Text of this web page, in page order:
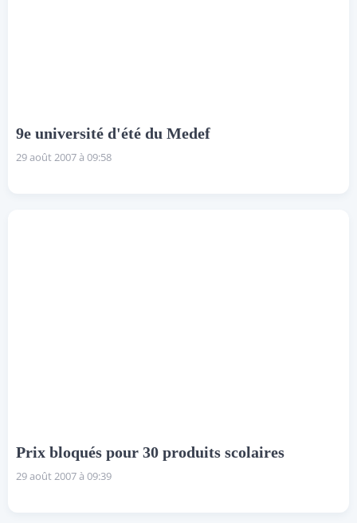
9e université d'été du Medef
29 août 2007 à 09:58
Prix bloqués pour 30 produits scolaires
29 août 2007 à 09:39